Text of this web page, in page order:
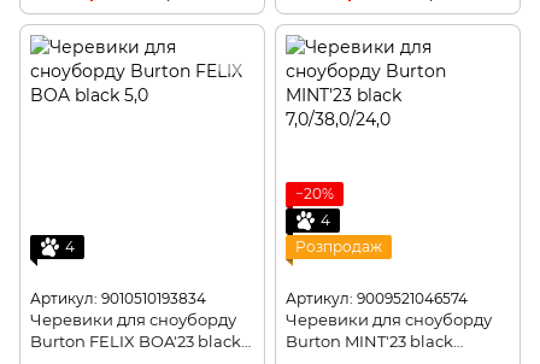
4
Артикул: 9010510193834
Черевики для сноуборду
Burton FELIX BOA'23 black
−20%
4
Розпродаж
Артикул: 9009521046574
Черевики для сноуборду
Burton MINT'23 black